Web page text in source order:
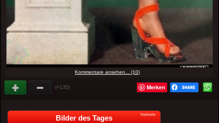
Kommentare ansehen... (10)
(+135) Merken
Bilder des Tages Startseite